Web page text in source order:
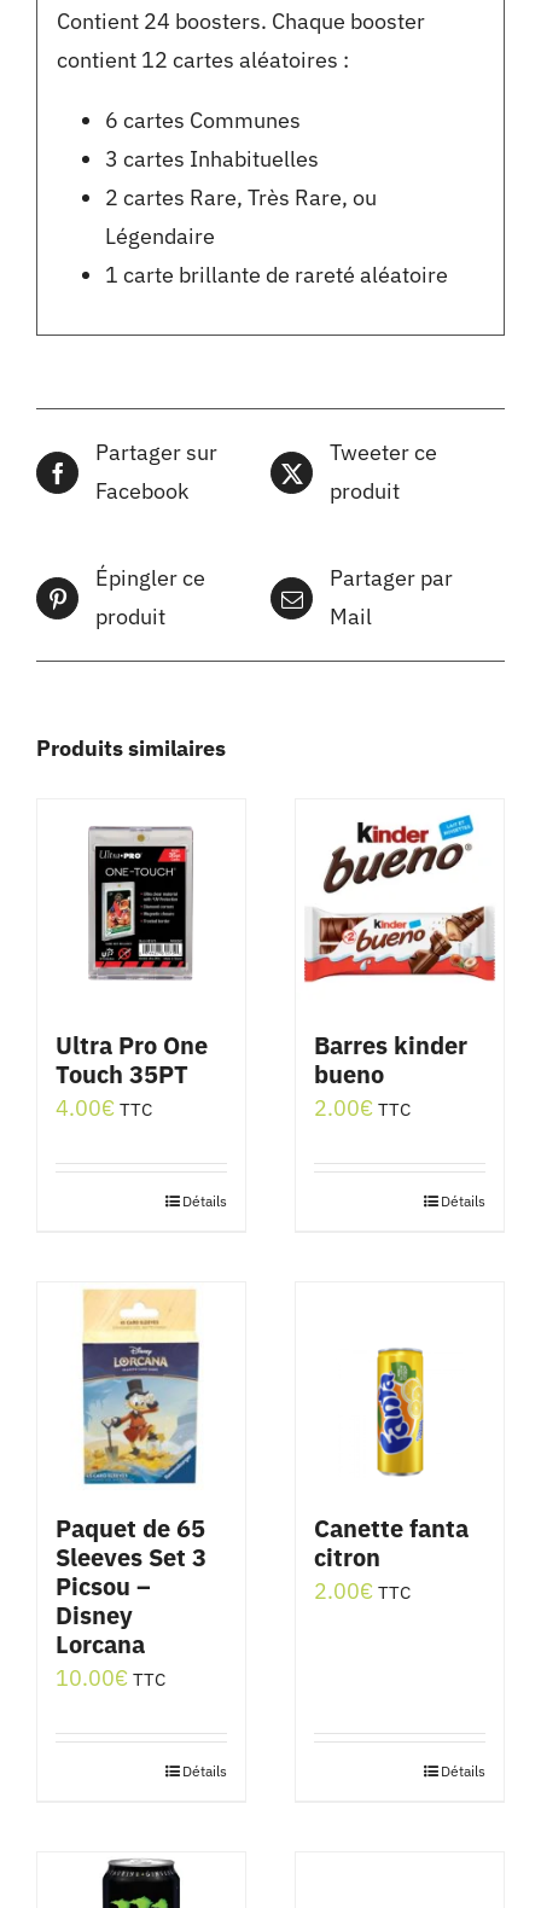
Contient 24 boosters. Chaque booster
contient 12 cartes aléatoires :
6 cartes Communes
3 cartes Inhabituelles
2 cartes Rare, Très Rare, ou
Légendaire
1 carte brillante de rareté aléatoire
Partager sur
Facebook
Tweeter ce
produit
Épingler ce
produit
Partager par
Mail
Produits similaires
Ultra Pro One
Touch 35PT
4.00€ TTC
Détails
Barres kinder
bueno
2.00€ TTC
Détails
Paquet de 65
Sleeves Set 3
Picsou –
Disney
Lorcana
10.00€ TTC
Détails
Canette fanta
citron
2.00€ TTC
Détails